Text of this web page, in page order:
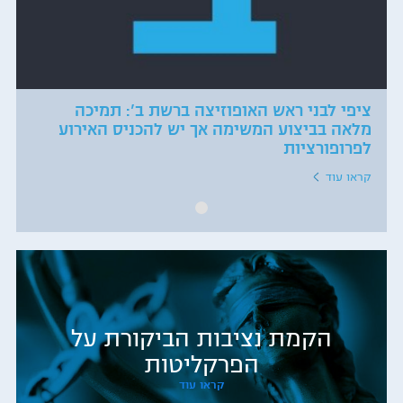
ציפי לבני ראש האופוזיצה ברשת ב': תמיכה
מלאה בביצוע המשימה אך יש להכניס האירוע
לפרופורציות
קראו עוד
הקמת נציבות הביקורת על
הפרקליטות
קראו עוד